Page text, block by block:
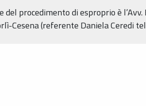
del procedimento di esproprio è
Cesena (referente Daniela Ceredi